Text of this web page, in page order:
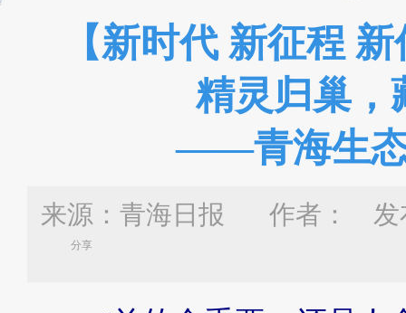
【新时代 新征程
精灵归巢，
——青海生态
来源：青海日报 作者： 发
分享